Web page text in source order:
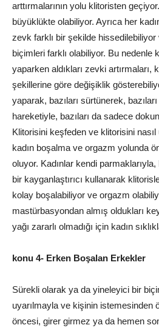
arttırmalarının yolu klitoristen
büyüklükte olabiliyor. Ayrıca her
zevk farklı bir şekilde hissedilebiliyor
biçimleri farklı olabiliyor. Bu nedenle
yaparken aldıkları zevki artırmaları,
şekillerine göre değişiklik
yaparak, bazıları sürtünerek,
hareketiyle, bazıları da sadece
Klitorisini keşfeden ve klitorisini nasıl
kadın boşalma ve orgazm yolunda
oluyor. Kadınlar kendi
bir kayganlaştırıcı kullanarak
kolay boşalabiliyor ve orgazm
mastürbasyondan almış oldukları
yağı zararlı olmadığı için kadın
konu 4- Erken Boşalan Erkekler
Sürekli olarak ya da yineleyici bir
uyarılmayla ve kişinin istemesinden
öncesi, girer girmez ya da hemen